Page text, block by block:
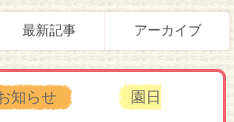
最新記事 アーカイブ
知らせ
園日